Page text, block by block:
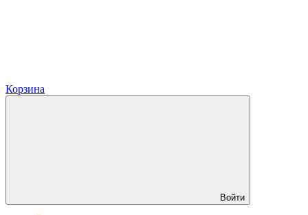
Корзина
Войти